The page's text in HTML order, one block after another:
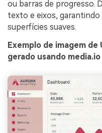
ou barras de progresso.
texto e eixos, garantindo
superfícies suaves.
Exemplo de imagem
gerado usando media.io